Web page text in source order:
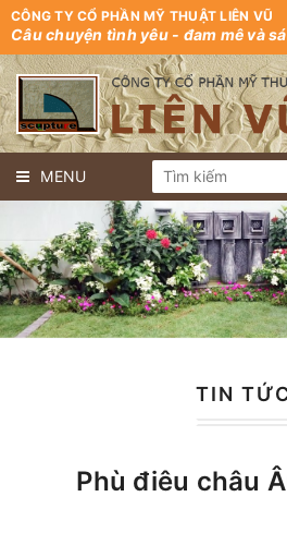
CÔNG TY CỔ PHẦN MỸ THUẬT LIÊN VŨ
Câu chuyện tình yêu - đam mê và
MENU
TIN
Phù điêu châu